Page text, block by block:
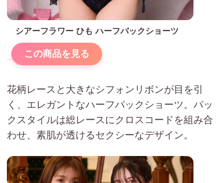
シアーフラワー ひも ハーフバックショーツ
この商品を見る
花柄レースと大きなシフォンリボンが目を引
く、エレガントなハーフバックショーツ。バッ
クスタイルは総レースにクロスコードを組み合
わせ、素肌が透けるセクシーなデザイン。